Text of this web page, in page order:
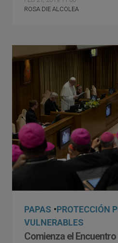
ROSA DIE ALCOLEA
PAPAS •PROTECCIÓN
VULNERABLES
Comienza el